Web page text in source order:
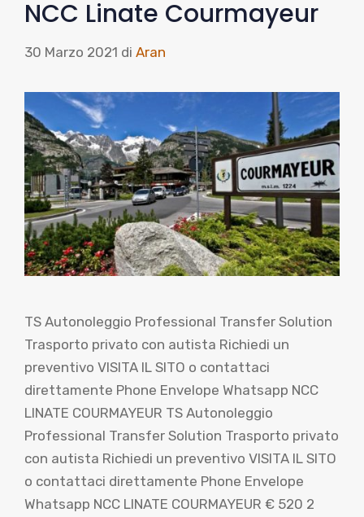
NCC Linate Courmayeur
30 Marzo 2021 di Aran
TS Autonoleggio Professional Transfer Solution
Trasporto privato con autista Richiedi un
preventivo VISITA IL SITO o contattaci
direttamente Phone Envelope Whatsapp NCC
LINATE COURMAYEUR TS Autonoleggio
Professional Transfer Solution Trasporto privato
con autista Richiedi un preventivo VISITA IL SITO
o contattaci direttamente Phone Envelope
Whatsapp NCC LINATE COURMAYEUR € 520 2